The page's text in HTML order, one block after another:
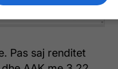
Pas saj renditet